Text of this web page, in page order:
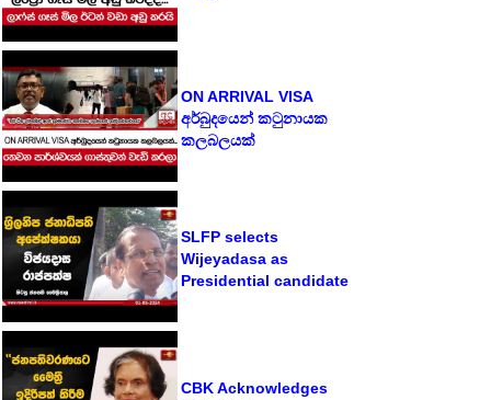
ON ARRIVAL VISA
අර්බුදයෙන් කටුනායක
කලබලයක්
SLFP selects
Wijeyadasa as
Presidential candidate
CBK Acknowledges